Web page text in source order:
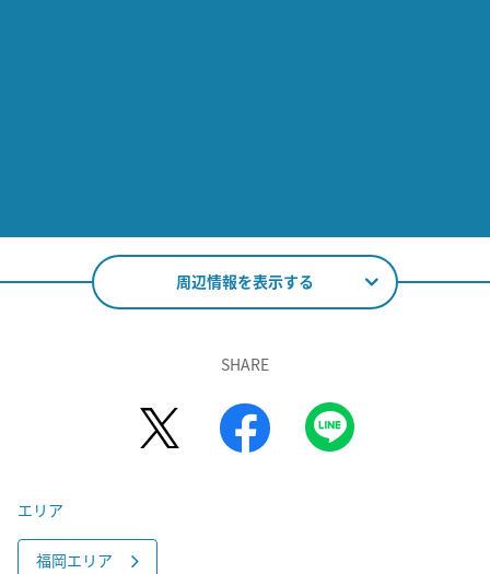
周辺情報を表示する
SHARE
エリア
福岡エリア